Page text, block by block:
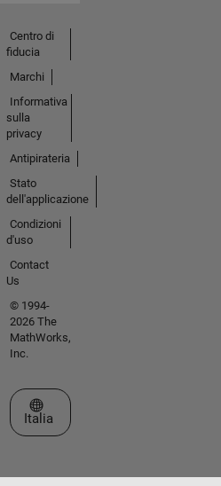
Centro di
fiducia
Marchi
Informativa
sulla
privacy
Antipirateria
Stato
dell'applicazione
Condizioni
d'uso
Contact
Us
© 1994-
2026 The
MathWorks,
Inc.
Seleziona un sito web
Italia